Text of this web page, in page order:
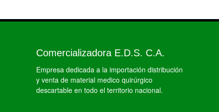
Comercializadora E.D.S. C.A.
Empresa dedicada a la importación distribución
y venta de material medico quirúrgico
descartable en todo el territorio nacional.